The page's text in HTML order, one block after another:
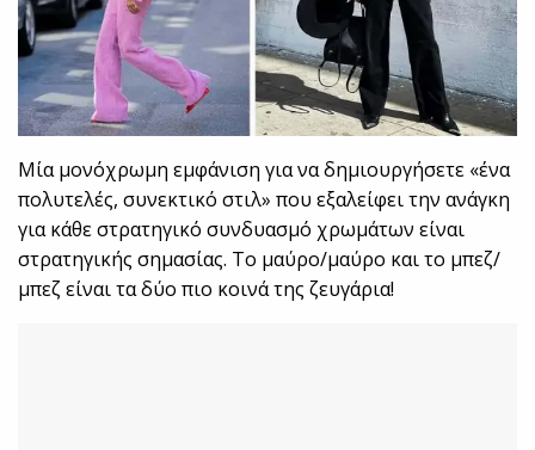
Μία μονόχρωμη εμφάνιση για να δημιουργήσετε «ένα
πολυτελές, συνεκτικό στιλ» που εξαλείφει την ανάγκη
για κάθε στρατηγικό συνδυασμό χρωμάτων είναι
στρατηγικής σημασίας. Το μαύρο/μαύρο και το μπεζ/
μπεζ είναι τα δύο πιο κοινά της ζευγάρια!